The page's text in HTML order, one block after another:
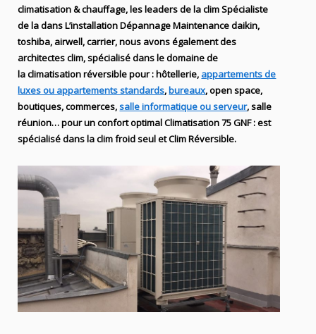
climatisation & chauffage, les leadersde laclim Spécialiste
dela dansL’installationDépannage Maintenance daikin,
toshiba, airwell, carrier, nous avons également des
architectes clim,spécialisé dans le domaine de
laclimatisation réversiblepour : hôtellerie, appartements de
luxes ou appartements standards,bureaux, open space,
boutiques, commerces,salle informatique ou serveur, salle
réunion… pour un confort optimalClimatisation75GNF:est
spécialisédans la climfroid seul et Clim Réversible.